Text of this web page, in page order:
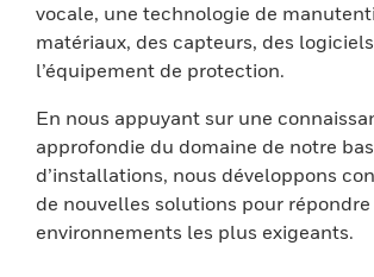
vocale, une technologie de
matériaux, des capteurs, des
l’équipement de protection.
En nous appuyant sur une
approfondie du domaine de notre
d’installations, nous développons
de nouvelles solutions pour répondre
environnements les plus exigeants.